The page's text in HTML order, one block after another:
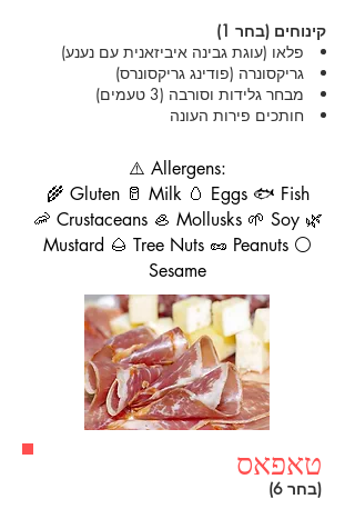
קינוחים (בחר 1)
פלאו (עוגת גבינה איביזאנית עם נענע)
גריקסונרה (פודינג גריקסונרס)
מבחר גלידות וסורבה (3 טעמים)
חותכים פירות העונה
⚠️ Allergens:
🌾 Gluten 🥛 Milk 🥚 Eggs 🐟 Fish
🦐 Crustaceans 🦪 Mollusks 🌱 Soy 🌿
Mustard 🌰 Tree Nuts 🥜 Peanuts ⚪
Sesame
טאפאס
(בחר 6)